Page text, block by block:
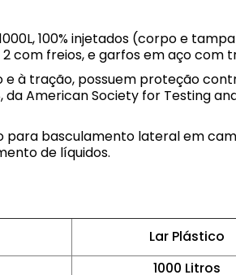
100% injetados (corpo e
2 com freios, e garfos em aço
à tração, possuem proteção
American Society for Testing
para basculamento lateral em
de líquidos.
Lar Plástico
1000 Litros